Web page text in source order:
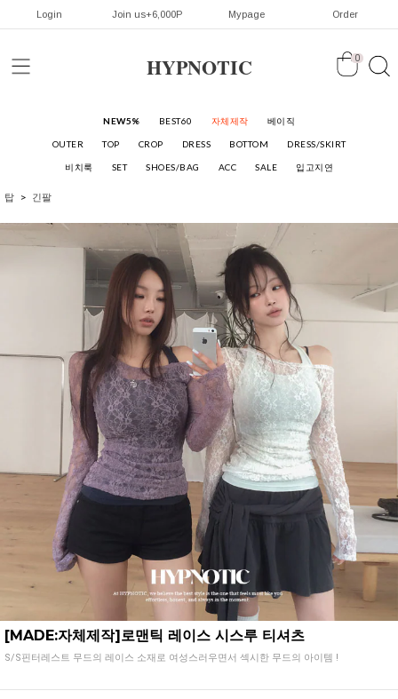
Login Join us+6,000P Mypage Order
HYPNOTIC 0
NEW5% BEST60 자체제작 베이직
OUTER TOP CROP DRESS BOTTOM DRESS/SKIRT
비치룩 SET SHOES/BAG ACC SALE 입고지연
탑 긴팔
[MADE:자체제작]로맨틱 레이스 시스루 티셔츠
S/S핀터레스트 무드의 레이스 소재로 여성스러우면서 섹시한 무드의 아이템 !